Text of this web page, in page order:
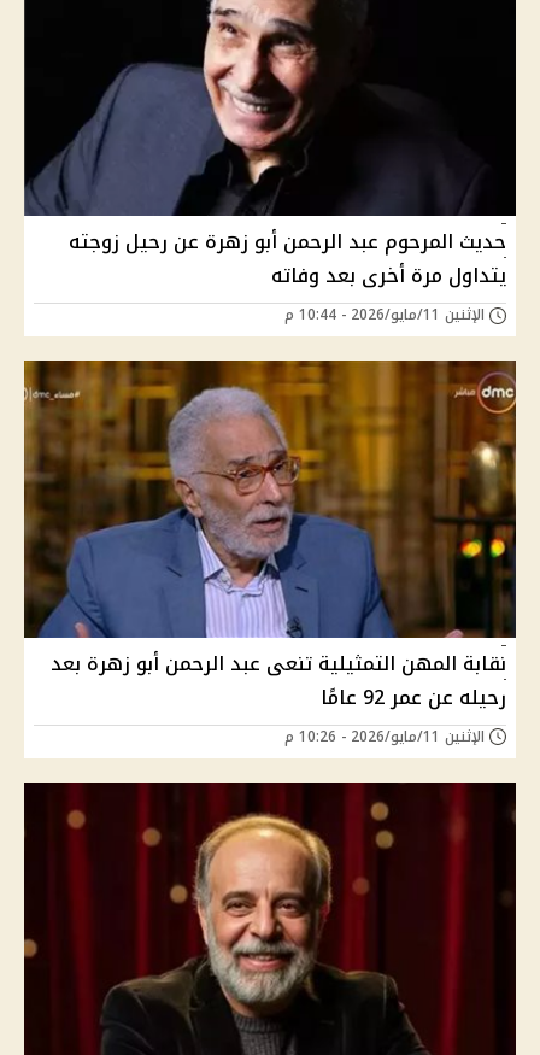
حديث المرحوم عبد الرحمن أبو زهرة عن رحيل زوجته
يتداول مرة أخرى بعد وفاته
الإثنين 11/مايو/2026 - 10:44 م
نقابة المهن التمثيلية تنعى عبد الرحمن أبو زهرة بعد
رحيله عن عمر 92 عامًا
الإثنين 11/مايو/2026 - 10:26 م